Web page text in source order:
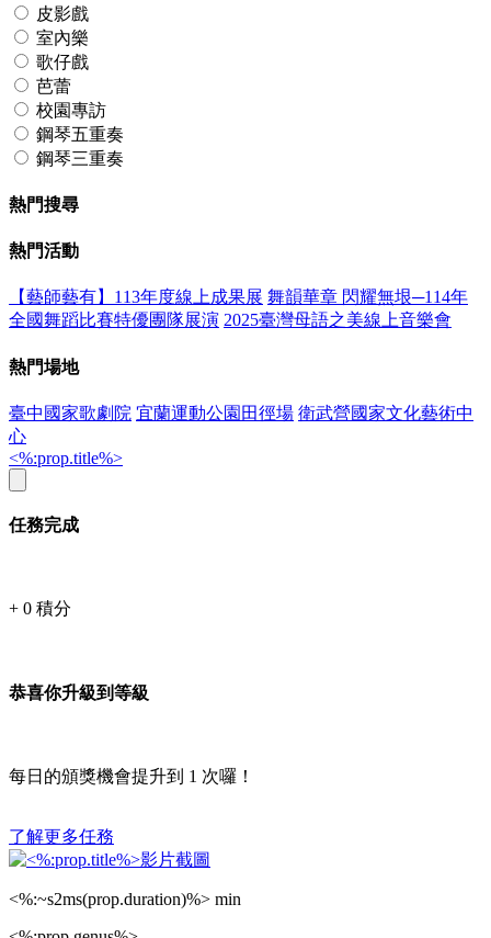
皮影戲
室內樂
歌仔戲
芭蕾
校園專訪
鋼琴五重奏
鋼琴三重奏
熱門搜尋
熱門活動
【藝師藝有】113年度線上成果展 舞韻華章 閃耀無垠─114年
全國舞蹈比賽特優團隊展演 2025臺灣母語之美線上音樂會
熱門場地
臺中國家歌劇院 宜蘭運動公園田徑場 衛武營國家文化藝術中
心
<%:prop.title%>
任務完成
+ 0 積分
恭喜你升級到等級
每日的頒獎機會提升到 1 次囉！
了解更多任務
<%:~s2ms(prop.duration)%> min